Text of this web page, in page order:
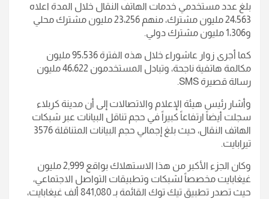
بلغ عدد مستخدمي خدمات الهاتف النقال خلال المدة اعلاه
24،563 مليون مشترك، منهم 23،256 مليون مشترك محلي
و1،306 مليون مشترك دولي.
كما أجرى زوار عاشوراء خلال هذه الفترة 95،536 مليون
مكالمة هاتفية ناجحة، وتبادل المستخدمون 46،622 مليون
رسالة قصيرة SMS.
وأشار رئيس هيئة الإعلام والاتصالات إلى أن مدينة كربلاء
سجلت أيضاً ارتفاعاً كبيراً في حجم تناقل البيانات عبر شبكات
الهاتف النقال، حيث بلغ إجمالي حجم البيانات المتناقلة 3576
تيرابايت.
وكان الجزء الأكبر من هذا الاستهلاك بواقع 2,999 مليون
غيغابايت مخصصاً لشبكات وتطبيقات التواصل الاجتماعي،
حيث تصدر تطبيق تيك توك القائمة بـ 841,080 ألف غيغابايت،